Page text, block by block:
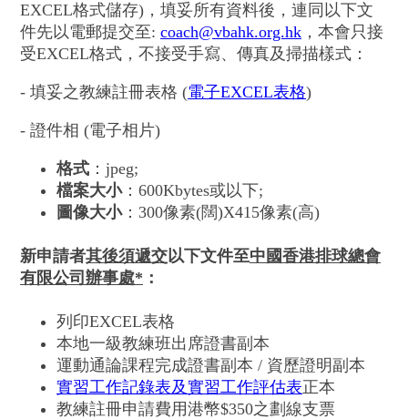
EXCEL格式儲存)，填妥所有資料後，連同以下文
件先以電郵提交至: coach@vbahk.org.hk ，本會只接
受EXCEL格式，不接受手寫、傳真及掃描樣式：
- 填妥之教練註冊表格 (電子EXCEL表格)
- 證件相 (電子相片)
格式 ：jpeg;
檔案大小：600Kbytes或以下;
圖像大小：300像素(闊)X415像素(高)
新申請者其後須遞交以下文件至中國香港排球總會
有限公司辦事處* ：
列印EXCEL表格
本地一級教練班出席證書副本
運動通論課程完成證書副本 / 資歷證明副本
實習工作記錄表及實習工作評估表正本
教練註冊申請費用港幣$350之劃線支票